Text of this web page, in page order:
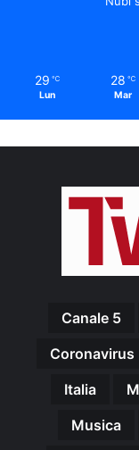
29 ℃
Lun
28 ℃
Mar
Canale 5
Coronavirus
Italia
Musica